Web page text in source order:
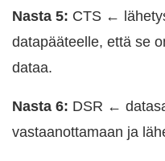
Nasta 5: CTS ←
datapääteelle, että se
dataa.
Nasta 6: DSR ←
vastaanottamaan ja